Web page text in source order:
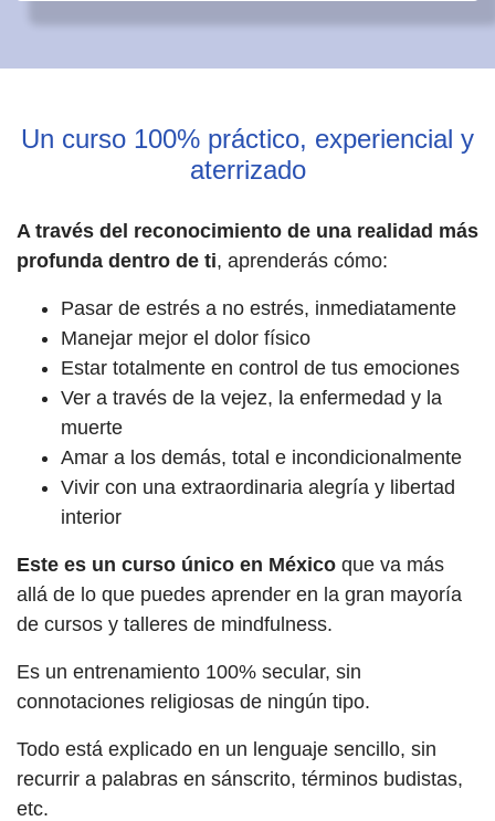
Un curso 100% práctico, experiencial y
aterrizado
A través del reconocimiento de una realidad más
profunda dentro de ti, aprenderás cómo:
Pasar de estrés a no estrés, inmediatamente
Manejar mejor el dolor físico
Estar totalmente en control de tus emociones
Ver a través de la vejez, la enfermedad y la
muerte
Amar a los demás, total e incondicionalmente
Vivir con una extraordinaria alegría y libertad
interior
Este es un curso único en México que va más
allá de lo que puedes aprender en la gran mayoría
de cursos y talleres de mindfulness.
Es un entrenamiento 100% secular, sin
connotaciones religiosas de ningún tipo.
Todo está explicado en un lenguaje sencillo, sin
recurrir a palabras en sánscrito, términos budistas,
etc.